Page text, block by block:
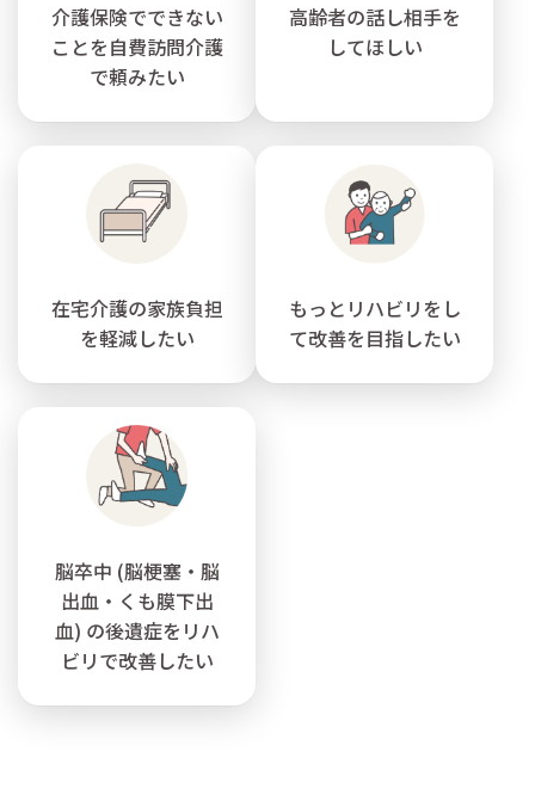
介護保険でできない
ことを自費訪問介護
で頼みたい
高齢者の話し相手を
してほしい
在宅介護の家族負担
を軽減したい
もっとリハビリをし
て改善を目指したい
脳卒中 (脳梗塞・脳
出血・くも膜下出
血) の後遺症をリハ
ビリで改善したい